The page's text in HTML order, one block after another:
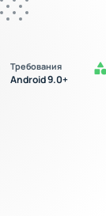
Требования
Android 9.0+